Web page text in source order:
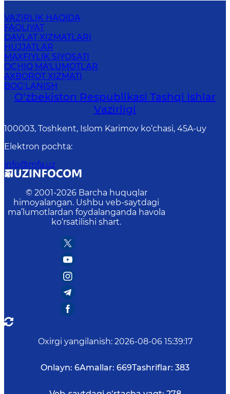
VAZIRLIK HAQIDA
FAOLIYAT
DAVLAT XIZMATLARI
HUJJATLAR
MAXFIYLIK SIYOSATI
OCHIQ MA'LUMOTLAR
AXBOROT XIZMATI
BOG‘LANISH
O‘zbеkistоn Rеspublikаsi Tashqi Ishlаr
Vаzirligi
100003, Toshkent, Islom Karimov ko‘chasi, 45A-uy
Elektron pochta:
info@mfa.uz
© 2001-2026 Barcha huquqlar
himoyalangan. Ushbu veb-saytdagi
ma’lumotlardan foydalanganda havola
ko‘rsatilishi shart.
Oxirgi yangilanish: 2026-08-06 15:39:17
Onlayn: 6Amallar: 669Tashriflar: 383